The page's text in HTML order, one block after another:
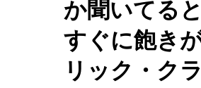
か聞いてると
すぐに飽き
リック・ク